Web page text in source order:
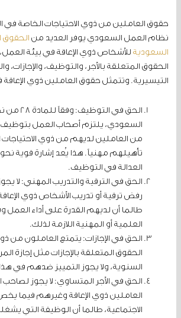
حقوق العاملين من ذوي الاحتياجات الخاصة في
نظام العمل السعودي يوفر العديد منالحقوق
السعودية للأشخاص ذوي الإعاقة في بيئة
الحقوق المتعلقة بالأجر، والتوظيف، والإجازات،
التيسيرية. وتتمثل حقوق العاملين ذوي
الحق في
من العاملين لديهم من ذوي الاحتياجات
تأهيلهم مهنياً. هذا يُعد إشارة قوية
العدالة في التوظيف.
الحق في الترقية والتدريب المهني: لا
رفض ترقية أو تدريب الأشخاص ذوي
طالما أن لديهم القدرة على أداء العمل
العلمية أو المهنية اللازمة لذلك.
الحق في الإجازات: يتمتع العاملون من
الحقوق المتعلقة بالإجازات مثل إجازة
السنوية، ولا يجوز التمييز ضدهم في
الحق في الأجر المتساوي: لا يجوز لصاحب
العاملين ذوي الإعاقة وغيرهم فيما يخص
الاجتماعية، طالما أن الوظيفة التي